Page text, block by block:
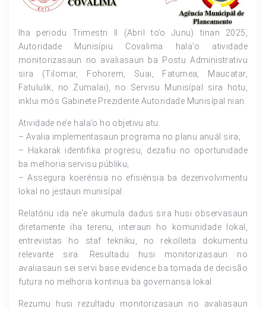
Iha periodu Trimestri II (Abril to’o Junu) tinan 2025,
Autoridade Munisípiu Covalima hala’o atividade
monitorizasaun no avaliasaun ba Postu Administrativu
sira (Tilomar, Fohorem, Suai, Fatumea, Maucatar,
Fatululik, no Zumalai), no Servisu Munisípal sira hotu,
inklui mós Gabinete Prezidente Autoridade Munisípal nian.
Atividade ne’e hala’o ho objetivu atu:
– Avalia implementasaun programa no planu anuál sira;
– Hakarak identifika progresu, dezafiu no oportunidade
ba melhoria servisu públiku;
– Assegura koerénsia no efisiénsia ba dezenvolvimentu
lokal no jestaun munisípal.
Relatóriu ida ne’e akumula dadus sira husi observasaun
diretamente iha terenu, interaun ho komunidade lokal,
entrevistas ho staf tekniku, no rekolleita dokumentu
relevante sira. Resultadu husi monitorizasaun no
avaliasaun sei servi base evidence ba tomada de decisão
futura no melhoria kontinua ba governansa lokal.
Rezumu husi rezultadu monitorizasaun no avaliasaun